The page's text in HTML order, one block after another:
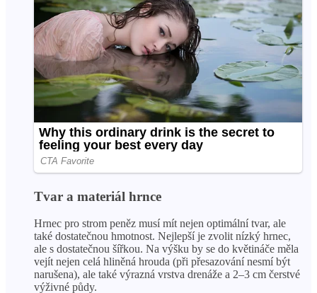
Tvar a materiál hrnce
Hrnec pro strom peněz musí mít nejen optimální tvar, ale
také dostatečnou hmotnost. Nejlepší je zvolit nízký hrnec,
ale s dostatečnou šířkou. Na výšku by se do květináče měla
vejít nejen celá hliněná hrouda (při přesazování nesmí být
narušena), ale také výrazná vrstva drenáže a 2–3 cm čerstvé
výživné půdy.